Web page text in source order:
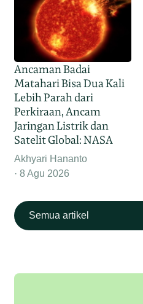
Ancaman Badai
Matahari Bisa Dua Kali
Lebih Parah dari
Perkiraan, Ancam
Jaringan Listrik dan
Satelit Global: NASA
Akhyari Hananto
8 Agu 2026
Semua artikel